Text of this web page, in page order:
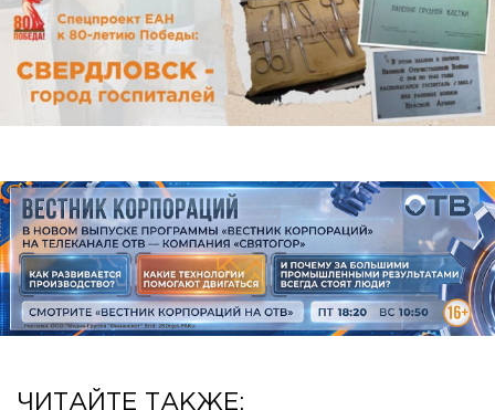
ЧИТАЙТЕ ТАКЖЕ: